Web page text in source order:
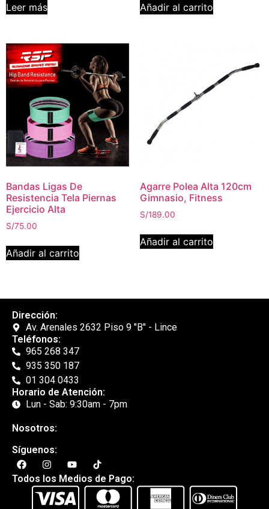
Leer más Añadir al carrito
Bandas Ligas De
Resistencia Tela Piernas
Ejercicio Alta
S/75.00
Añadir al carrito
Agarre Polea Alta 120cm
Gimnasio, Fitness
S/189.00
Añadir al carrito
Dirección:
Av. Arenales 2632 Piso 9 "B" - Lince
Teléfonos:
965 268 347
935 350 187
01 304 0433
Horario de Atención:
Lun - Sab: 9:30am - 7pm
Nosotros:
Síguenos:
Todos los Medios de Pago: